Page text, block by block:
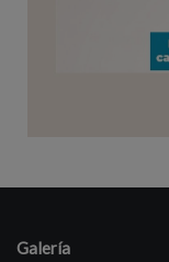
Galería